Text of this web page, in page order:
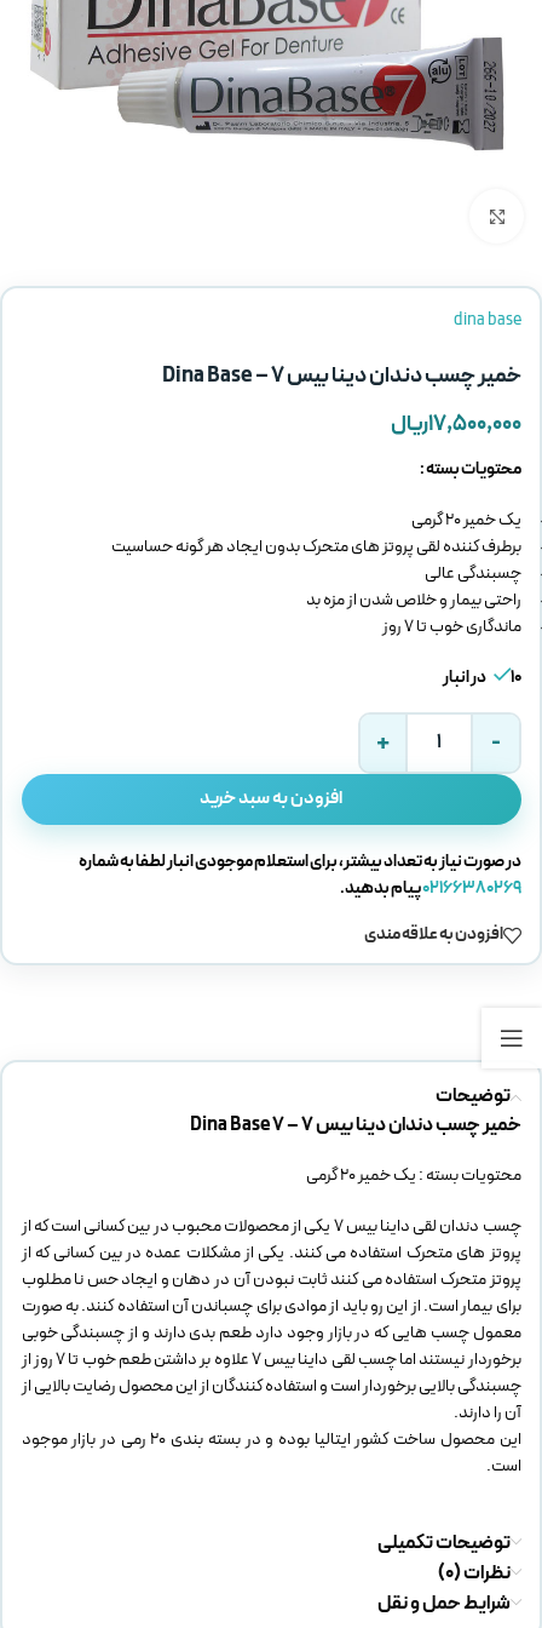
dina base
خمیر چسب دندان دینا بیس 7 – Dina Base
۱۷,۵۰۰,۰۰۰ریال
محتویات بسته :
یک خمیر 20 گرمی
برطرف کننده لقی پروتز های متحرک بدون ایجاد هر گونه حساسیت
چسبندگی عالی
راحتی بیمار و خلاص شدن از مزه بد
ماندگاری خوب تا 7 روز
10 در انبار
افزودن به سبد خرید
در صورت نیاز به تعداد بیشتر، برای استعلام موجودی انبار لطفا به شماره
02166380269پیام بدهید.
افزودن به علاقه مندی
توضیحات
خمیر چسب دندان دینا بیس 7 – Dina Base 7
محتویات بسته : یک خمیر 20 گرمی
چسب دندان لقی داینا بیس 7 یکی از محصولات محبوب در بین کسانی است که از
پروتز های متحرک استفاده می کنند. یکی از مشکلات عمده در بین کسانی که از
پروتز متحرک استفاده می کنند ثابت نبودن آن در دهان و ایجاد حس نا مطلوب
برای بیمار است. از این رو باید از موادی برای چسباندن آن استفاده کنند. به صورت
معمول چسب هایی که در بازار وجود دارد طعم بدی دارند و از چسبندگی خوبی
برخوردار نیستند اما چسب لقی داینا بیس 7 علاوه بر داشتن طعم خوب تا 7 روز از
چسبندگی بالایی برخوردار است و استفاده کنندگان از این محصول رضایت بالایی از
آن را دارند.
این محصول ساخت کشور ایتالیا بوده و در بسته بندی 20 رمی در بازار موجود
است.
توضیحات تکمیلی
نظرات (0)
شرایط حمل و نقل